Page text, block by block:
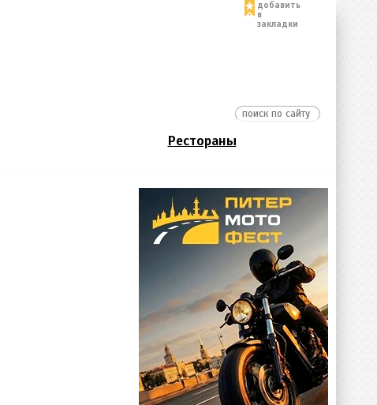
добавить
в
закладки
Рестораны